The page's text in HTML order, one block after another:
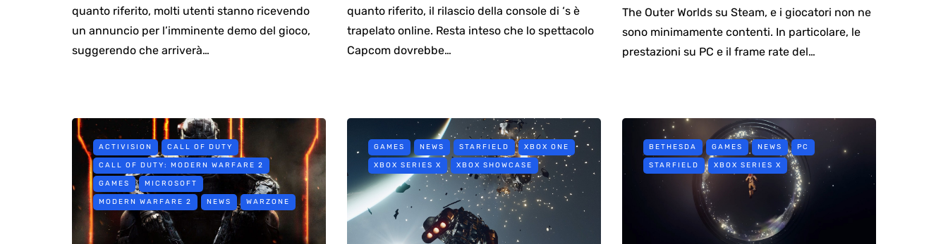
quanto riferito, molti utenti stanno ricevendo
un annuncio per l’imminente demo del gioco,
suggerendo che arriverà…
quanto riferito, il rilascio della console di ‘s è
trapelato online. Resta inteso che lo spettacolo
Capcom dovrebbe…
The Outer Worlds su Steam, e i giocatori non ne
sono minimamente contenti. In particolare, le
prestazioni su PC e il frame rate del…
ACTIVISION CALL OF DUTY
CALL OF DUTY: MODERN WARFARE 2
GAMES MICROSOFT
MODERN WARFARE 2 NEWS WARZONE
GAMES NEWS STARFIELD XBOX ONE
XBOX SERIES X XBOX SHOWCASE
BETHESDA GAMES NEWS PC
STARFIELD XBOX SERIES X